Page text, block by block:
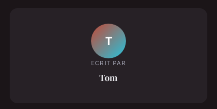
T
ECRIT PAR
Tom